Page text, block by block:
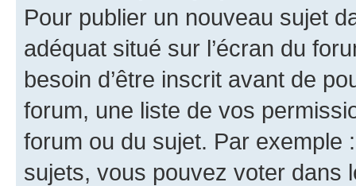
Pour publier un nouveau sujet
adéquat situé sur l’écran du
besoin d’être inscrit avant de
forum, une liste de vos
forum ou du sujet. Par exemple
sujets, vous pouvez voter dans